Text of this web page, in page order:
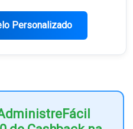
Personalizado